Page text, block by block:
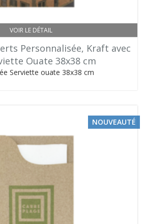
VOIR LE DÉTAIL
Personnalisée, Kraft avec
Ouate 38x38 cm
Serviette ouate 38x38 cm
NOUVEAUTÉ